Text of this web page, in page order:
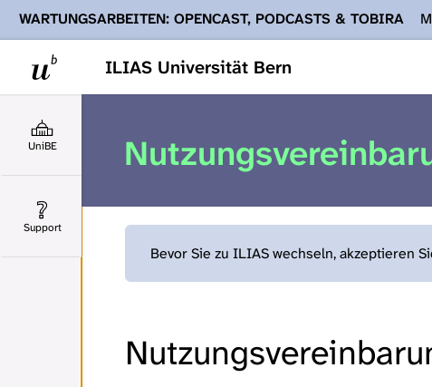
ILIAS Universität Bern
WARTUNGSARBEITEN: OPENCAST, PODCASTS & TOBIRA
Ihnen Podcasts, Opencast-Videos und Tobira nicht zur
UniBE
Support
Bevor Sie zu ILIAS wechseln, akzeptieren